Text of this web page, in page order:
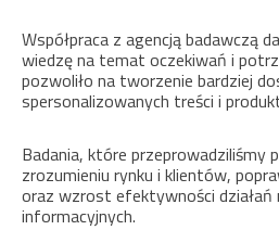
Współpraca z agencją badawczą
wiedzę na temat oczekiwań i
pozwoliło na tworzenie bardziej
spersonalizowanych treści i
Badania, które przeprowadziliśmy
zrozumieniu rynku i klientów,
oraz wzrost efektywności działań
informacyjnych.